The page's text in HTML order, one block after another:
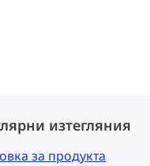
изтегляния
за продукта